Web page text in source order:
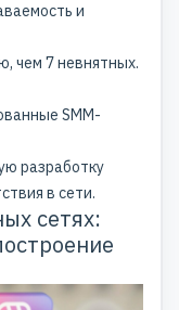
и
чем 7 невнятных.
SMM-
разработку
в сети.
сетях: